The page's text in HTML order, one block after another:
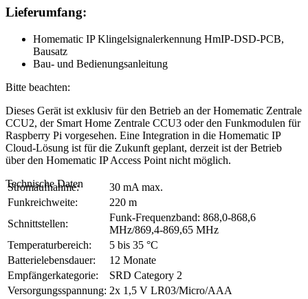
Lieferumfang:
Homematic IP Klingelsignalerkennung HmIP-DSD-PCB,
Bausatz
Bau- und Bedienungsanleitung
Bitte beachten:
Dieses Gerät ist exklusiv für den Betrieb an der Homematic Zentrale
CCU2, der Smart Home Zentrale CCU3 oder den Funkmodulen für
Raspberry Pi vorgesehen. Eine Integration in die Homematic IP
Cloud-Lösung ist für die Zukunft geplant, derzeit ist der Betrieb
über den Homematic IP Access Point nicht möglich.
Technische Daten
Stromaufnahme:
30 mA max.
Funkreichweite:
220 m
Schnittstellen:
Funk-Frequenzband: 868,0-868,6
MHz/869,4-869,65 MHz
Temperaturbereich:
5 bis 35 °C
Batterielebensdauer:
12 Monate
Empfängerkategorie:
SRD Category 2
Versorgungsspannung: 2x 1,5 V LR03/Micro/AAA